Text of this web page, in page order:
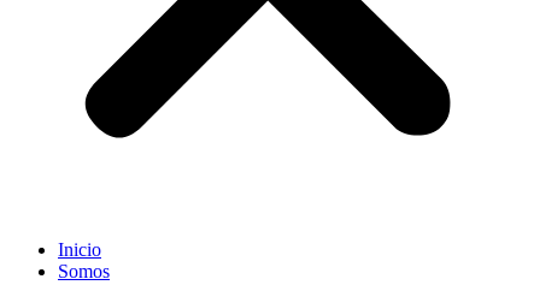
Inicio
Somos